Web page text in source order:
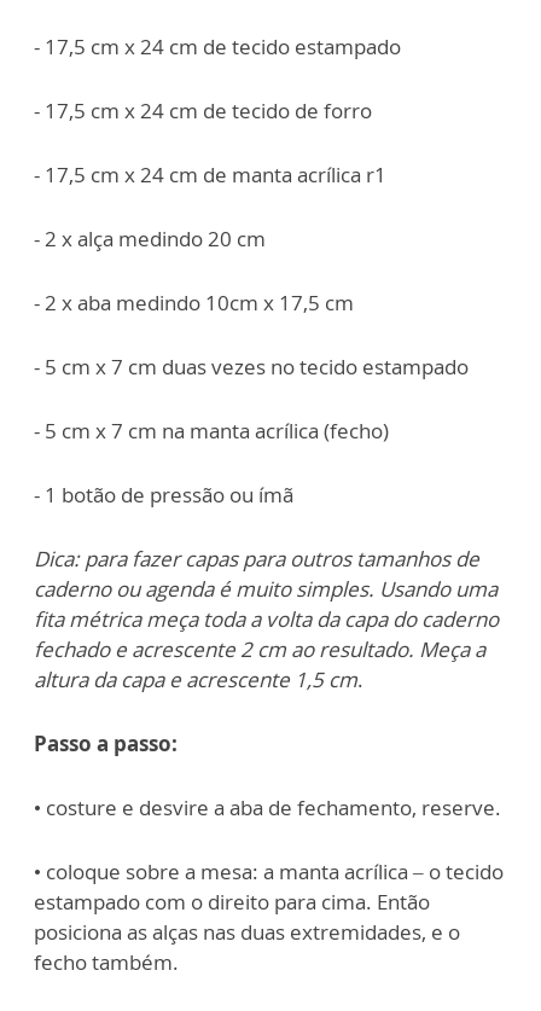
- 17,5 cm x 24 cm de tecido estampado
- 17,5 cm x 24 cm de tecido de forro
- 17,5 cm x 24 cm de manta acrílica r1
- 2 x alça medindo 20 cm
- 2 x aba medindo 10cm x 17,5 cm
- 5 cm x 7 cm duas vezes no tecido estampado
- 5 cm x 7 cm na manta acrílica (fecho)
- 1 botão de pressão ou ímã
Dica: para fazer capas para outros tamanhos de
caderno ou agenda é muito simples. Usando uma
fita métrica meça toda a volta da capa do caderno
fechado e acrescente 2 cm ao resultado. Meça a
altura da capa e acrescente 1,5 cm.
Passo a passo:
• costure e desvire a aba de fechamento, reserve.
• coloque sobre a mesa: a manta acrílica – o tecido
estampado com o direito para cima. Então
posiciona as alças nas duas extremidades, e o
fecho também.